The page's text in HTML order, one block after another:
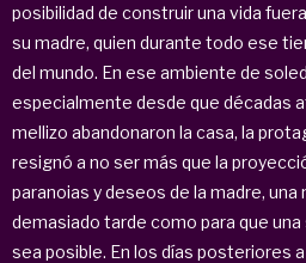
posibilidad de construir una vida
su madre, quien durante todo ese
del mundo. En ese ambiente de
especialmente desde que décadas
mellizo abandonaron la casa, la
resignó a no ser más que la
paranoias y deseos de la madre, una
demasiado tarde como para que
sea posible. En los días posteriores